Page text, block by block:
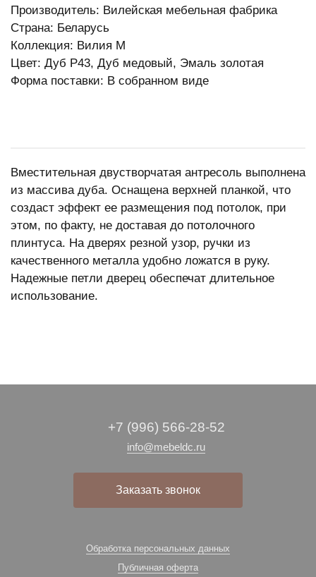
Производитель: Вилейская мебельная фабрика
Страна: Беларусь
Коллекция: Вилия М
Цвет: Дуб Р43, Дуб медовый, Эмаль золотая
Форма поставки: В собранном виде
Вместительная двустворчатая антресоль выполнена
из массива дуба. Оснащена верхней планкой, что
создаст эффект ее размещения под потолок, при
этом, по факту, не доставая до потолочного
плинтуса. На дверях резной узор, ручки из
качественного металла удобно ложатся в руку.
Надежные петли дверец обеспечат длительное
использование.
+7 (996) 566-28-52
info@mebeldc.ru
Заказать звонок
Обработка персональных данных
Публичная оферта